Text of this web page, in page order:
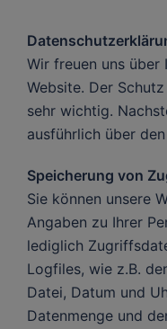
Wir freuen uns über
Website. Der
sehr wichtig.
ausführlich über
Speicherung von
Sie können unsere
Angaben zu Ihrer
lediglich
Logfiles, wie z.B.
Datei, Datum und
Datenmenge und